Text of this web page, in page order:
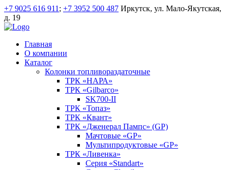
+7 9025 616 911 ; +7 3952 500 487 Иркутск, ул. Мало-Якутская,
д. 19
Главная
О компании
Каталог
Колонки топливораздаточные
ТРК «НАРА»
ТРК «Gilbarco»
SK700-II
ТРК «Топаз»
ТРК «Квант»
ТРК «Дженерал Пампс» (GP)
Мачтовые «GP»
Мультипродуктовые «GP»
ТРК «Ливенка»
Серия «Standart»